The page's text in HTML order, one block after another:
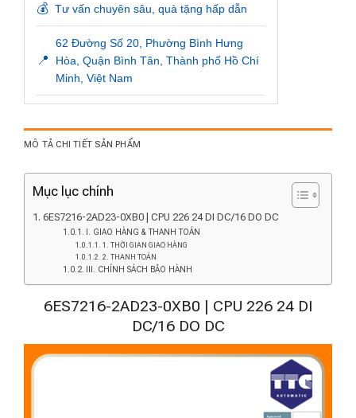
💰 Tư vấn chuyên sâu, quà tặng hấp dẫn
📍
62 Đường Số 20, Phường Bình Hưng
Hòa, Quận Bình Tân, Thành phố Hồ Chí
Minh, Việt Nam
MÔ TẢ CHI TIẾT SẢN PHẨM
Mục lục chính
6ES7216-2AD23-0XB0 | CPU 226 24 DI DC/16 DO DC
I. GIAO HÀNG & THANH TOÁN
1. THỜI GIAN GIAO HÀNG
2. THANH TOÁN
III. CHÍNH SÁCH BẢO HÀNH
6ES7216-2AD23-0XB0 | CPU 226 24 DI
DC/16 DO DC